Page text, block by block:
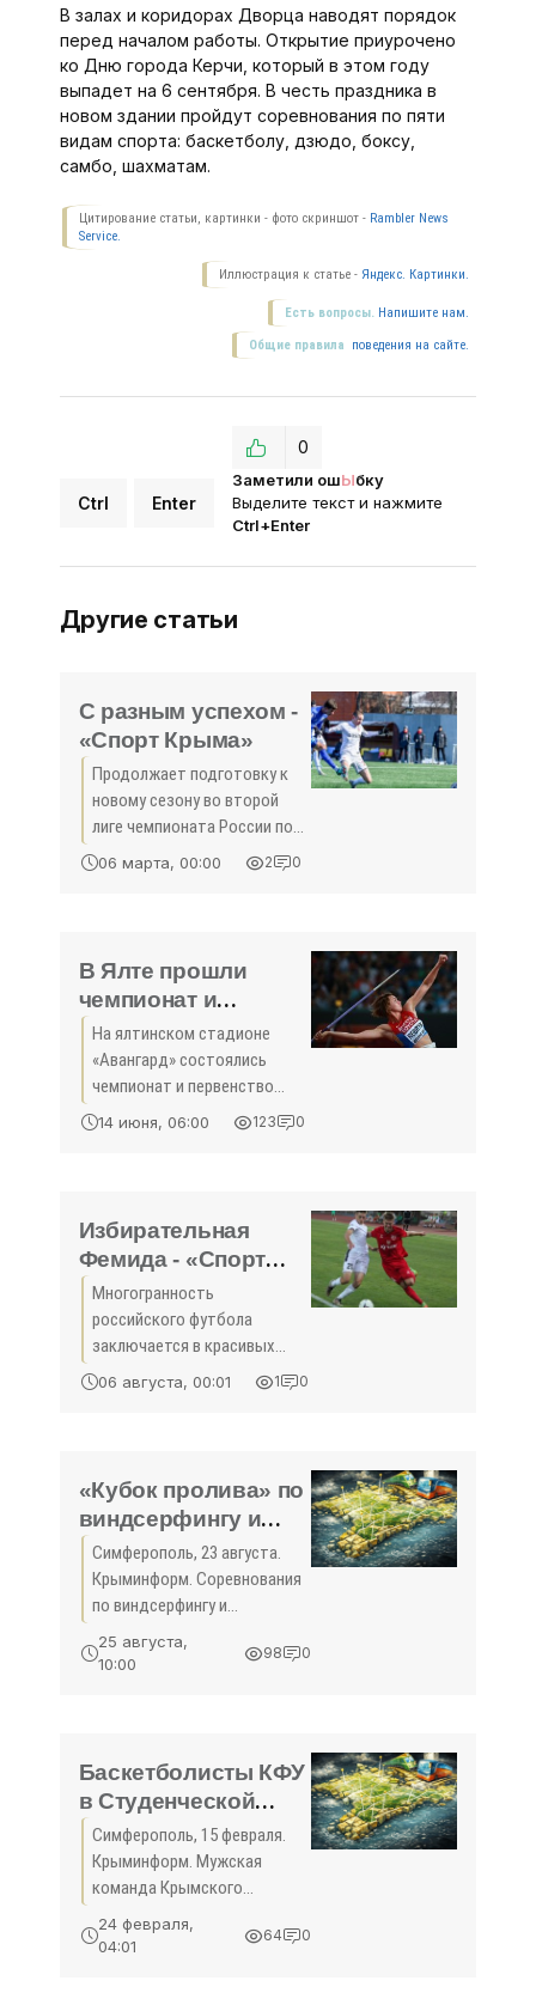
В залах и коридорах Дворца наводят порядок
перед началом работы. Открытие приурочено
ко Дню города Керчи, который в этом году
выпадет на 6 сентября. В честь праздника в
новом здании пройдут соревнования по пяти
видам спорта: баскетболу, дзюдо, боксу,
самбо, шахматам.
Цитирование статьи, картинки - фото скриншот - Rambler News
Service.
Иллюстрация к статье - Яндекс. Картинки.
Есть вопросы. Напишите нам.
Общие правила поведения на сайте.
Ctrl Enter
Заметили ошЫбку
Выделите текст и нажмите
Ctrl+Enter
0
Другие статьи
С разным успехом -
«Спорт Крыма»
Продолжает подготовку к
новому сезону во второй
лиге чемпионата России по
футболу «Севастополь».
Коллектив из города-героя
тренировочной
06 марта, 00:00 2 0
В Ялте прошли
чемпионат и
первенство Крыма
по дуатлону и
полиатлону -
«Спорт»
На ялтинском стадионе
«Авангард» состоялись
чемпионат и первенство
Республики Крым по
Республики Крым. Свои силы
в соревнованиях ...
14 июня, 06:00 123 0
Избирательная
Фемида - «Спорт
Крыма»
Многогранность
российского футбола
заключается в красивых
голах, неожиданных
результатах и, конечно же,
неделю между турами в
информационном
пространстве
06 августа, 00:01 1 0
«Кубок пролива» по
виндсерфингу и
кайтбордингу
стартовал в Крыму -
«Спорт Крыма»
Симферополь, 23 августа.
Крыминформ. Соревнования
по виндсерфингу и
пролива – 2018» стартовали
спорта РК
25 августа,
10:00
98 0
Баскетболисты КФУ
в Студенческой
лиге ВТБ победили
в Тюмени - «Спорт
Крыма»
Симферополь, 15 февраля.
Крыминформ. Мужская
команда Крымского
«КФУ-Грифоны» одержала
24 февраля,
04:01
64 0